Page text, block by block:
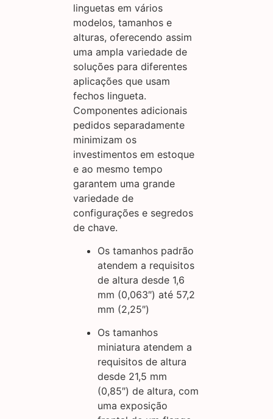
linguetas em vários
modelos, tamanhos e
alturas, oferecendo assim
uma ampla variedade de
soluções para diferentes
aplicações que usam
fechos lingueta.
Componentes adicionais
pedidos separadamente
minimizam os
investimentos em estoque
e ao mesmo tempo
garantem uma grande
variedade de
configurações e segredos
de chave.
Os tamanhos padrão
atendem a requisitos
de altura desde 1,6
mm (0,063″) até 57,2
mm (2,25″)
Os tamanhos
miniatura atendem a
requisitos de altura
desde 21,5 mm
(0,85″) de altura, com
uma exposição